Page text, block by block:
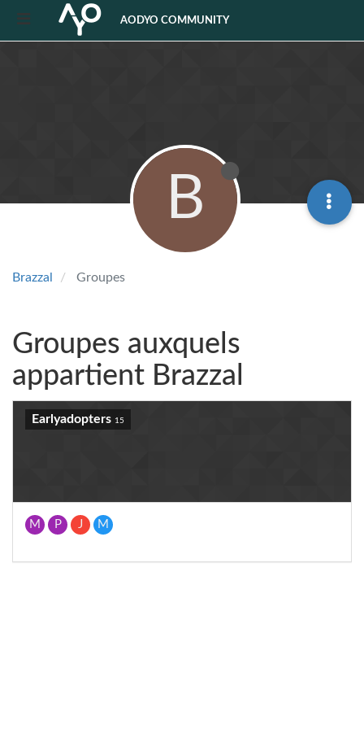
AODYO COMMUNITY
Brazzal Groupes
B
Groupes auxquels
appartient Brazzal
Earlyadopters 15
M P J M